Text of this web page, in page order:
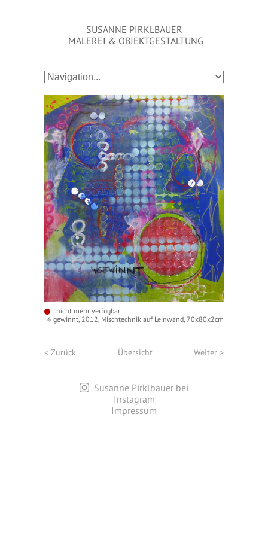
SUSANNE PIRKLBAUER
MALEREI & OBJEKTGESTALTUNG
nicht mehr verfügbar
4 gewinnt, 2012, Mischtechnik auf Leinwand, 70x80x2cm
< Zurück Übersicht Weiter >
Susanne Pirklbauer bei
Instagram
Impressum